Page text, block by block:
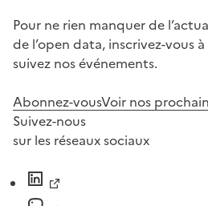
Pour ne rien manquer de
de l’open data, inscrivez-vous
suivez nos événements.
Abonnez-vousVoir nos
Suivez-nous
sur les réseaux sociaux